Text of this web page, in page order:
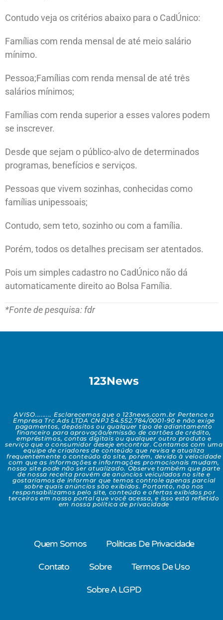
Contudo veja os critérios abaixo para o CadÚnico:
Famílias com renda mensal de até meio salário
mínimo.
Pessoa;Famílias com renda mensal de até três
salários mínimos;
Famílias com renda superior a esses valores podem
se inscrever.
Desde que sejam o público-alvo de determinados
programas, benefícios e serviços.
Pessoas que vivem sozinhas, conhecidas como
famílias unipessoais;
Contudo, sem teto, sozinho ou com a família.
Porém, todos os detalhes precisam ser atentados.
Pois um simples cadastro no CadÚnico não dá
automaticamente direito ao Bolsa Família.
*Fonte de pesquisa: fdr
123News
AVISO......... Esclarecemos que o 123news.com.br Pertence a
Empresa Trc Ads LTDA CNPJ 54.552.784/0001-90 e não exige
pagamentos, depósitos ou qualquer tipo de adiantamento
financeiro para aprovação/emissão de cartões de crédito,
empréstimos, contas digitais ou qualquer outro produto e
serviço que o consumidor deseje encontrar. Contamos com uma
equipe de criadores de conteúdo que revisa e atualiza
frequentemente o conteúdo do site, porém, devido à velocidade
com que as informações e informações promocionais mudam,
nosso site pode não ser atualizado. Observe também que parte
de nossa receita provém de anúncios veiculados no site e
gostaríamos de informar que temos controle apenas parcial
sobre quais anúncios são exibidos. Portanto, não nos
responsabilizamos pelo site, conteúdo e ofertas exibidos por
terceiros em nosso portal que você acessa, e isso está refletido
em nossa política de privacidade
Quem Somos Políticas De Privacidade
Contato Sobre Termos De Uso
Sobre A LGPD